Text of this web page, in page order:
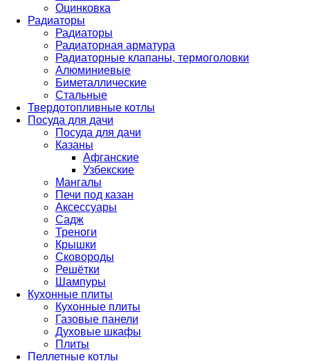
Оцинковка
Радиаторы
Радиаторы
Радиаторная арматура
Радиаторные клапаны, термоголовки
Алюминиевые
Биметаллические
Стальные
Твердотопливные котлы
Посуда для дачи
Посуда для дачи
Казаны
Афганские
Узбекские
Мангалы
Печи под казан
Аксессуары
Садж
Треноги
Крышки
Сковороды
Решётки
Шампуры
Кухонные плиты
Кухонные плиты
Газовые панели
Духовые шкафы
Плиты
Пеллетные котлы